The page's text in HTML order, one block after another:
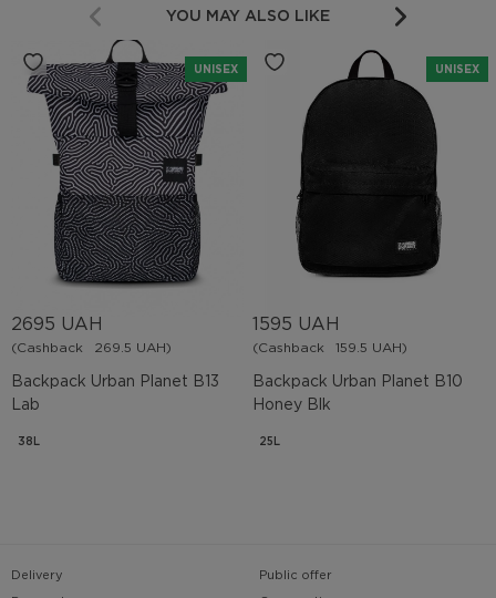
YOU MAY ALSO LIKE
UNISEX
Backpack Urban Planet B13
Lab
2695 UAH
(Cashback 269.5 UAH)
38L
UNISEX
Backpack Urban Planet B10
Honey Blk
1595 UAH
(Cashback 159.5 UAH)
25L
Delivery Public offer